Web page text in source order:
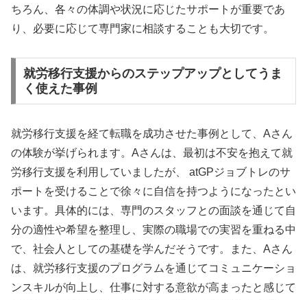
ちろん、各々の体調や状況に応じたサポートが重要であ
り、必要に応じて専門家に相談することも大切です。
就労移行支援からのステップアップとしてうま
く使えた事例
就労移行支援を経て転職を成功させた事例として、Aさん
の体験が挙げられます。Aさんは、最初は不安を抱えて就
労移行支援を利用していましたが、 atGPジョブトレのサ
ポートを受けることで徐々に自信を持つようになったとい
います。具体的には、専門のスタッフとの面談を通じて自
分の適性や希望を整理し、実際の職場での実習を重ねる中
で、社会人としての基礎を学んだそうです。また、Aさん
は、就労移行支援のプログラムを通じてコミュニケーショ
ンスキルが向上し、仕事に対する意欲が高まったと感じて